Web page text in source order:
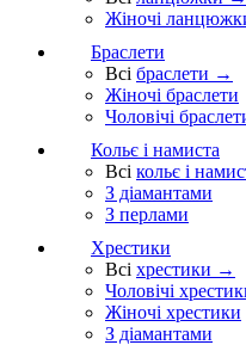
Жіночі
Браслети
Всі браслети →
Жіночі браслети
Чоловічі
Кольє і намиста
Всі кольє і
З діамантами
З перлами
Хрестики
Всі хрестики →
Чоловічі
Жіночі хрестики
З діамантами